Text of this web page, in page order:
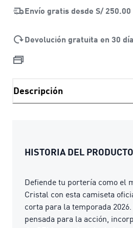
Envío gratis desde S/ 250.00
Devolución gratuita en 30
Descripción
HISTORIA DEL PRODUCTO
Defiende tu portería como el
Cristal con esta camiseta
corta para la temporada
pensada para la acción,